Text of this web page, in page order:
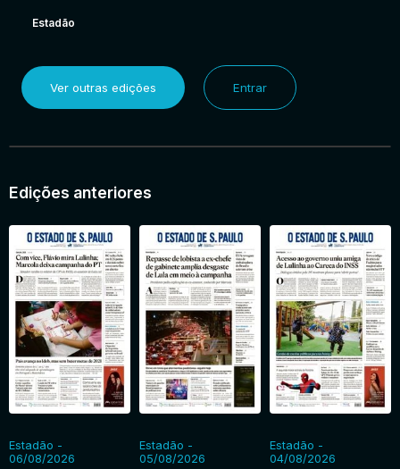
Estadão
Ver outras edições Entrar
Edições anteriores
Estadão -
06/08/2026
Estadão -
05/08/2026
Estadão -
04/08/2026